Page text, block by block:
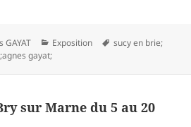
GAYAT Catégories
Exposition
Mots-
sucy en brie;
gayat;
sur Marne du 5 au 20